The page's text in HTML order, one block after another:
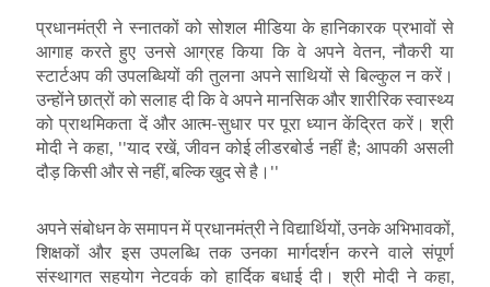
प्रधानमंत्री ने स्नातकों को सोशल मीडिया के हानिकारक प्रभावों से
आगाह करते हुए उनसे आग्रह किया कि वे अपने वेतन, नौकरी या
स्टार्टअप की उपलब्धियों की तुलना अपने साथियों से बिल्कुल न करें।
उन्होंने छात्रों को सलाह दी कि वे अपने मानसिक और शारीरिक स्वास्थ्य
को प्राथमिकता दें और आत्म-सुधार पर पूरा ध्यान केंद्रित करें। श्री
मोदी ने कहा, ''याद रखें, जीवन कोई लीडरबोर्ड नहीं है;आपकी असली
दौड़ किसी और से नहीं, बल्कि खुद से है। ''
अपने संबोधन के समापन में प्रधानमंत्री ने विद्यार्थियों, उनके अभिभावकों
शिक्षकों और इस उपलब्धि तक उनका मार्गदर्शन करने वाले संपूर्ण
संस्थागत सहयोग नेटवर्क को हार्दिक बधाई दी। श्री मोदी ने कहा